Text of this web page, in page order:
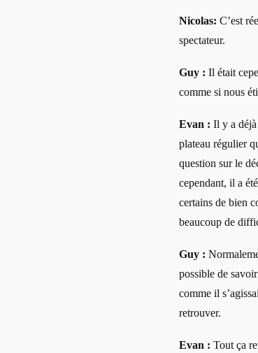
Nicolas: C’est
spectateur.
Guy : Il était
comme si nous
Evan : Il y a déjà
plateau régulier
question sur le
cependant, il a
certains de bien
beaucoup de
Guy :
possible de
comme il
retrouver.
Evan : Tout ça